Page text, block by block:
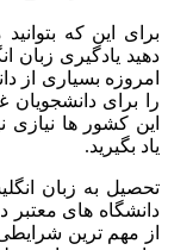
برای این که
دهید یادگیری
امروزه بسیاری از
را برای
این کشور ها
یاد بگیرید.
تحصیل به زبان
دانشگاه های معتبر
از مهم ترین